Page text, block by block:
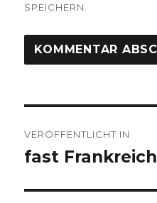
SPEICHERN.
VERÖFFENTLICHT IN
fast Frankreich